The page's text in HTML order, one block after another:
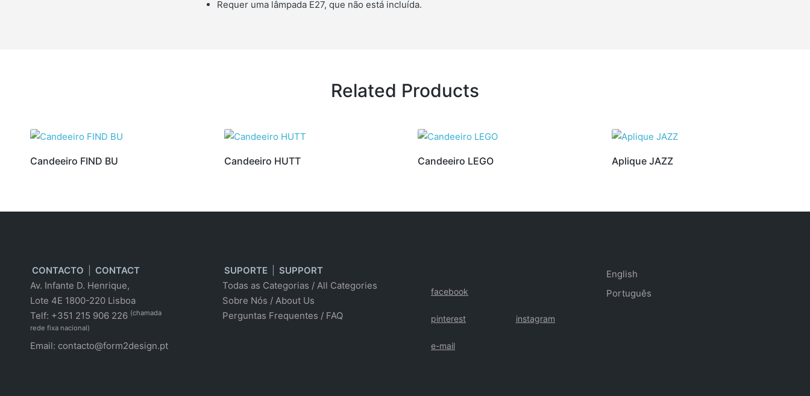
Requer uma lâmpada E27, que não está incluída.
Related Products
Candeeiro FIND BU Candeeiro HUTT Candeeiro LEGO Aplique JAZZ
CONTACTO
CONTACT
Av. Infante D. Henrique,
Lote 4E 1800-220 Lisboa
Telf: +351 215 906 226 (chamada
rede fixa nacional)
Email: contacto@form2design.pt
SUPORTE
SUPPORT
Todas as Categorias / All Categories
Sobre Nós / About Us
Perguntas Frequentes / FAQ
facebook
pinterest instagram
e-mail
English
Português